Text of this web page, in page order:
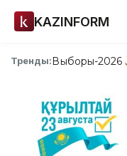
KAZINFORM
Тренды:Выборы-2026